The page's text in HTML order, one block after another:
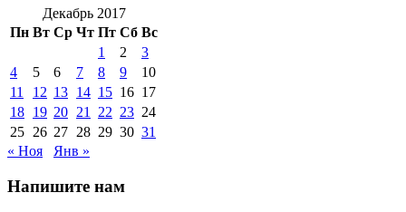
Декабрь 2017
Пн Вт Ср Чт Пт Сб Вс
1
2
3
4
5 6 7 8 9
10
11
12 13 14 15 16 17
18 19 20 21 22 23 24
25 26 27 28 29 30 31
« Ноя
Янв »
Напишите нам